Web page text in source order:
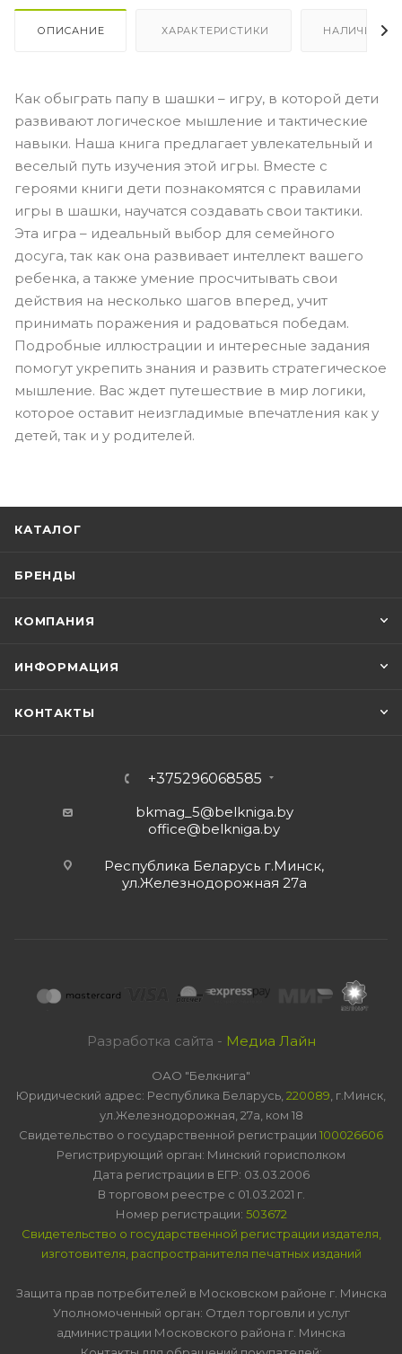
ОПИСАНИЕ ХАРАКТЕРИСТИКИ НАЛИЧИЕ
Как обыграть папу в шашки – игру, в которой дети
развивают логическое мышление и тактические
навыки. Наша книга предлагает увлекательный и
веселый путь изучения этой игры. Вместе с
героями книги дети познакомятся с правилами
игры в шашки, научатся создавать свои тактики.
Эта игра – идеальный выбор для семейного
досуга, так как она развивает интеллект вашего
ребенка, а также умение просчитывать свои
действия на несколько шагов вперед, учит
принимать поражения и радоваться победам.
Подробные иллюстрации и интересные задания
помогут укрепить знания и развить стратегическое
мышление. Вас ждет путешествие в мир логики,
которое оставит неизгладимые впечатления как у
детей, так и у родителей.
КАТАЛОГ
БРЕНДЫ
КОМПАНИЯ
ИНФОРМАЦИЯ
КОНТАКТЫ
+375296068585
bkmag_5@belkniga.by
office@belkniga.by
Республика Беларусь г.Минск,
ул.Железнодорожная 27а
Разработка сайта - Медиа Лайн
ОАО "Белкнига"
Юридический адрес: Республика Беларусь, 220089 , г.Минск,
ул.Железнодорожная, 27а, ком 18
Свидетельство о государственной регистрации 100026606
Регистрирующий орган: Минский горисполком
Дата регистрации в ЕГР: 03.03.2006
В торговом реестре с 01.03.2021 г.
Номер регистрации: 503672
Свидетельство о государственной регистрации издателя,
изготовителя, распространителя печатных изданий
Защита прав потребителей в Московском районе г. Минска
Уполномоченный орган: Отдел торговли и услуг
администрации Московского района г. Минска